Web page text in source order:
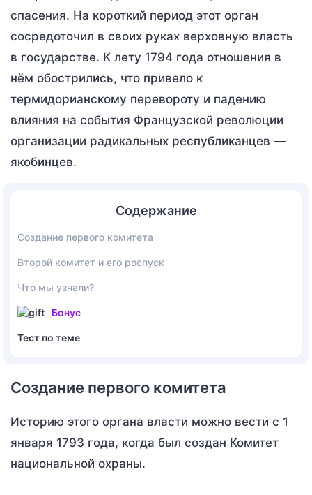
спасения. На короткий период этот орган
сосредоточил в своих руках верховную власть
в государстве. К лету 1794 года отношения в
нём обострились, что привело к
термидорианскому перевороту и падению
влияния на события Французской революции
организации радикальных республиканцев —
якобинцев.
Содержание
Создание первого комитета
Второй комитет и его роспуск
Что мы узнали?
Бонус
Тест по теме
Создание первого комитета
Историю этого органа власти можно вести с 1
января 1793 года, когда был создан Комитет
национальной охраны.